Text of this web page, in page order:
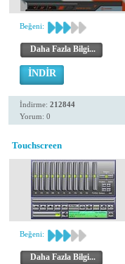
Beğeni:
Daha Fazla Bilgi...
İNDİR
İndirme: 212844
Yorum: 0
Touchscreen
Beğeni:
Daha Fazla Bilgi...